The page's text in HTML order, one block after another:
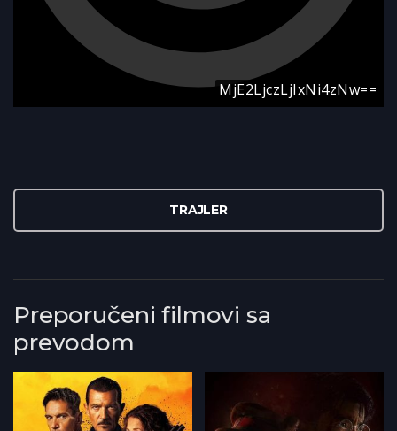
TRAJLER
Preporučeni filmovi sa
prevodom